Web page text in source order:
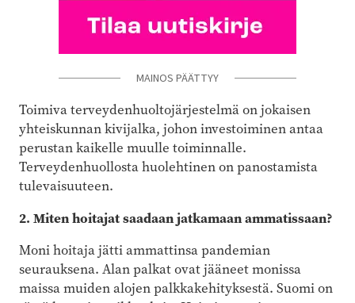
MAINOS PÄÄTTYY
Toimiva terveydenhuoltojärjestelmä on jokaisen
yhteiskunnan kivijalka, johon investoiminen antaa
perustan kaikelle muulle toiminnalle.
Terveydenhuollosta huolehtinen on panostamista
tulevaisuuteen.
2. Miten hoitajat saadaan jatkamaan ammatissaan?
Moni hoitaja jätti ammattinsa pandemian
seurauksena. Alan palkat ovat jääneet monissa
maissa muiden alojen palkkakehityksestä. Suomi on